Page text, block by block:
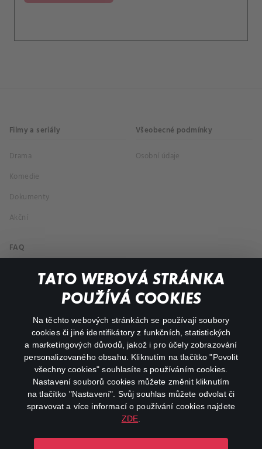
TATO WEBOVÁ STRÁNKA
POUŽÍVÁ COOKIES
Na těchto webových stránkách se používají soubory
cookies či jiné identifikátory z funkčních, statistických
a marketingových důvodů, jakož i pro účely zobrazování
personalizovaného obsahu. Kliknutím na tlačítko "Povolit
všechny cookies" souhlasíte s používáním cookies.
Nastavení souborů cookies můžete změnit kliknutím
na tlačítko "Nastavení". Svůj souhlas můžete odvolat či
spravovat a více informací o používání cookies najdete
ZDE
Filmy a seriály
Drama
Komedie
Dokumenty
Akční
Všeobecné podmínky
Osobní údaje
FAQ
Můj účet
Důležité odkazy
facebookinstagram
youtube